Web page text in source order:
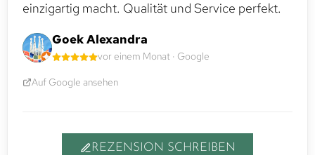
einzigartig macht. Qualität und Service perfekt.
Goek Alexandra
vor einem Monat · Google
Auf Google ansehen
REZENSION SCHREIBEN